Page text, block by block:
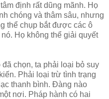
định rất dũng mãnh. Họ
chóng và thâm sâu, nhưng
thể chụp bắt được các ô
Họ không thể giải quyết
chọn, ta phải loại bỏ suy
Phải loại trừ tình trạng
thanh bình. Đàng nào
nơi. Pháp hành có hai